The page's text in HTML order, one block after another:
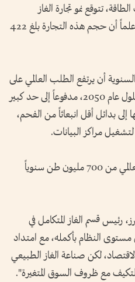
تتوقع نمو تجارة الغاز
الطبيعي المسال خلال عام 2026، علماً أن حجم هذه التجارة بلغ 422
أن يرتفع الطلب العالمي على
الغاز الطبيعي المسال بنحو 65% بحلول عام 2050، مدفوعاً إلى حد كبير
بدائل أقل انبعاثاً من الفحم،
مراكز البيانات.
وتتوقع الشركة أن يقترب الطلب العالمي من 700 مليون طن سنوياً
رئيس قسم الغاز المتكامل في
النظام بأكمله، مع امتداد
لكن صناعة الغاز الطبيعي
مع ظروف السوق المتغيرة".